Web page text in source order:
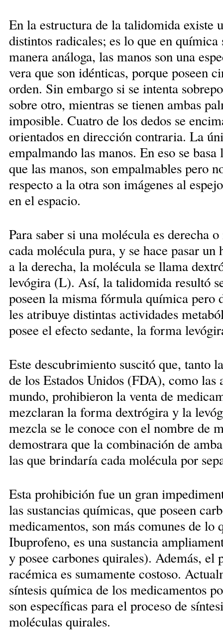
En la estructura de la talidomida existe
distintos radicales; es lo que en
manera análoga, las manos son una
vera que son idénticas, porque poseen
orden. Sin embargo si se intenta
sobre otro, mientras se tienen ambas
imposible. Cuatro de los dedos se
orientados en dirección contraria. La
empalmando las manos. En eso se
que las manos, son empalmables pero
respecto a la otra son imágenes al
en el espacio.
Para saber si una molécula es derecha
cada molécula pura, y se hace pasar
a la derecha, la molécula se llama
levógira (L). Así, la talidomida resultó
poseen la misma fórmula química pero
les atribuye distintas actividades
posee el efecto sedante, la forma
Este descubrimiento suscitó que, tanto
de los Estados Unidos (FDA), como las
mundo, prohibieron la venta de
mezclaran la forma dextrógira y la
mezcla se le conoce con el nombre de
demostrara que la combinación de
las que brindaría cada molécula por
Esta prohibición fue un gran
las sustancias químicas, que poseen
medicamentos, son más comunes de
Ibuprofeno, es una sustancia
y posee carbones quirales). Además, el
racémica es sumamente costoso.
síntesis química de los medicamentos
son específicas para el proceso de
moléculas quirales.